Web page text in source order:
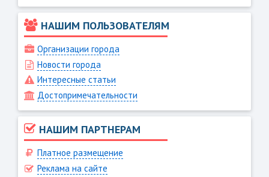
НАШИМ ПОЛЬЗОВАТЕЛЯМ
Организации города
Новости города
Интересные статьи
Достопримечательности
НАШИМ ПАРТНЕРАМ
Платное размещение
Реклама на сайте